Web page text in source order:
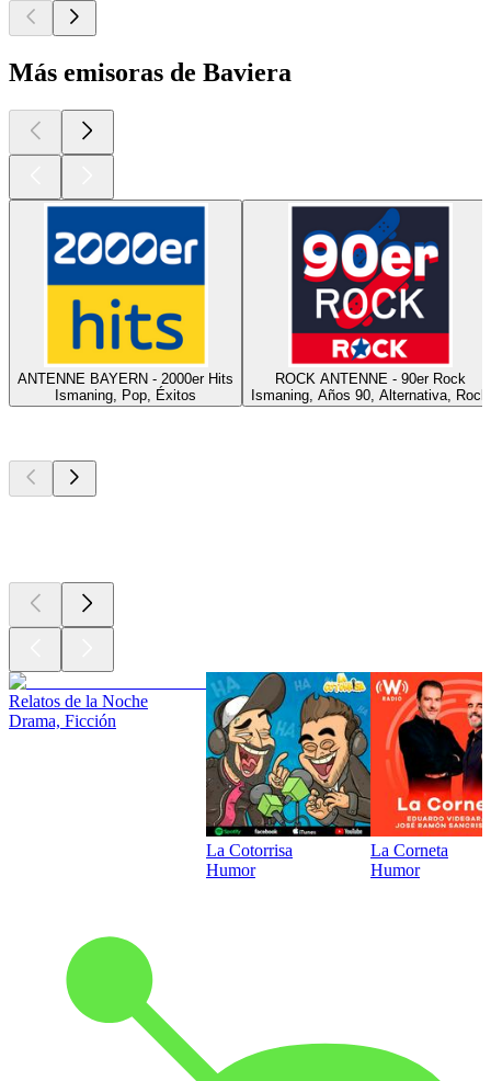
Más emisoras de Baviera
ANTENNE BAYERN - 2000er Hits
Ismaning, Pop, Éxitos
ROCK ANTENNE - 90er Rock
Ismaning, Años 90, Alternativa, Rock
Relatos de la Noche
Drama, Ficción
La Cotorrisa
Humor
La Corneta
Humor